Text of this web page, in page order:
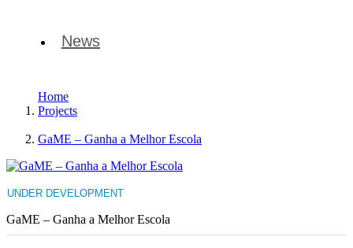
News
Home
Projects
GaME – Ganha a Melhor Escola
UNDER DEVELOPMENT
GaME – Ganha a Melhor Escola